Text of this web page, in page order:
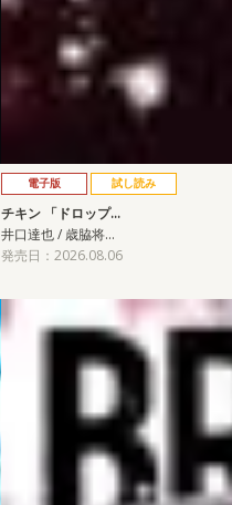
電子版 試し読み
チキン 「ドロップ…
井口達也 / 歳脇将…
発売日：2026.08.06